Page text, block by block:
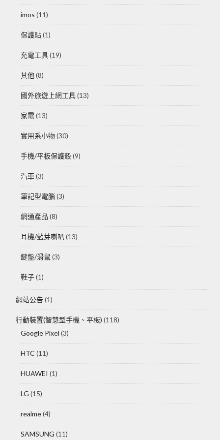
imos (11)
保護貼(1)
充電工具(19)
其他 (8)
國外旅遊上網工具(13)
家電 (13)
實用系小物(30)
手機/平板保護殼(9)
汽車 (3)
筆記型電腦(3)
網通產品 (8)
耳機/藍芽喇叭 (13)
鍵盤/滑鼠 (3)
鞋子(1)
網站公告(1)
行動裝置(智慧型手機、平板) (118)
Google Pixel (3)
HTC (11)
HUAWEI (1)
LG (15)
realme(4)
SAMSUNG (11)